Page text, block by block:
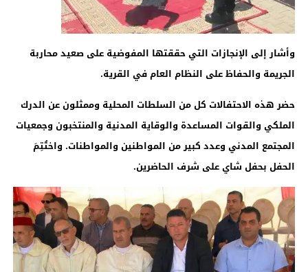
وأشار إلى الإنجازات التي حققتها المفوضية على صعيد محاربة
الجريمة والحفاظ على النظام العام في القرية.
حضر هذه الاحتفالات كل من السلطات المحلية وممثلون عن الدرك
الملكي والقوات المساعدة والوقاية المدنية والمنتخبون وجمعيات
المجتمع المدني وعدد كبير من المواطنين والمواطنات. واختُتِمَ
الحفل بحفل شاي على شرف الحاضرين.